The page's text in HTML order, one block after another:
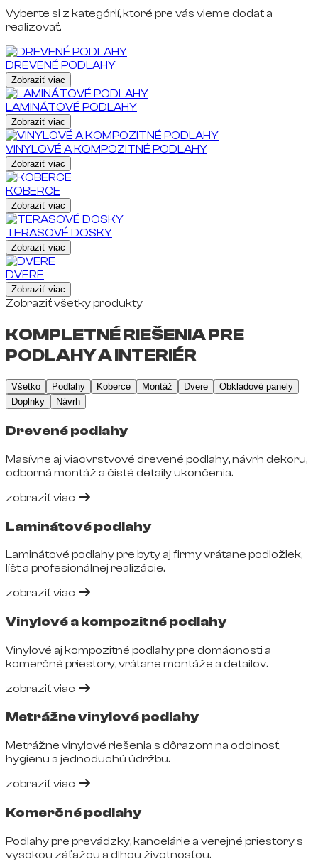
Vyberte si z kategórií, ktoré pre vás vieme dodať a
realizovať.
DREVENÉ PODLAHY
Zobraziť viac
LAMINÁTOVÉ PODLAHY
Zobraziť viac
VINYLOVÉ A KOMPOZITNÉ PODLAHY
Zobraziť viac
KOBERCE
Zobraziť viac
TERASOVÉ DOSKY
Zobraziť viac
DVERE
Zobraziť viac
Zobraziť všetky produkty
KOMPLETNÉ RIEŠENIA PRE
PODLAHY A INTERIÉR
Všetko Podlahy Koberce Montáž Dvere
Obkladové panely
Doplnky
Návrh
Drevené podlahy
Masívne aj viacvrstvové drevené podlahy, návrh dekoru,
odborná montáž a čisté detaily ukončenia.
zobraziť viac
Laminátové podlahy
Laminátové podlahy pre byty aj firmy vrátane podložiek,
líšt a profesionálnej realizácie.
zobraziť viac
Vinylové a kompozitné podlahy
Vinylové aj kompozitné podlahy pre domácnosti a
komerčné priestory, vrátane montáže a detailov.
zobraziť viac
Metrážne vinylové podlahy
Metrážne vinylové riešenia s dôrazom na odolnosť,
hygienu a jednoduchú údržbu.
zobraziť viac
Komerčné podlahy
Podlahy pre prevádzky, kancelárie a verejné priestory s
vysokou záťažou a dlhou životnosťou.